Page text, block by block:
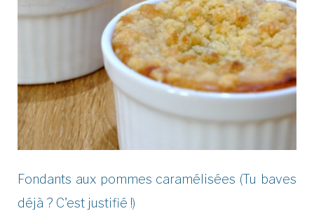
Fondants aux pommes caramélisées (Tu baves
déjà ? C'est justifié !)